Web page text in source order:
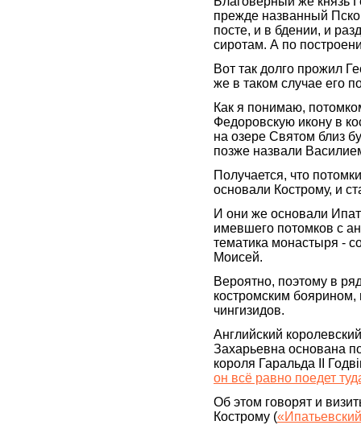
прежде названный
посте, и в бдении, и
сиротам. А по
Вот так долго прожил
же в таком случае его
Как я понимаю,
Федоровскую икону в
на озере Святом близ
позже назвали
Получается, что
основали Кострому, и
И они же основали
имевшего потомков с
тематика монастыря -
Моисей.
Вероятно, поэтому в
костромским боярином,
чингизидов.
Английский
Захарьевна основана
короля Гаральда II
он всё равно поедет
Об этом говорят и
Кострому (